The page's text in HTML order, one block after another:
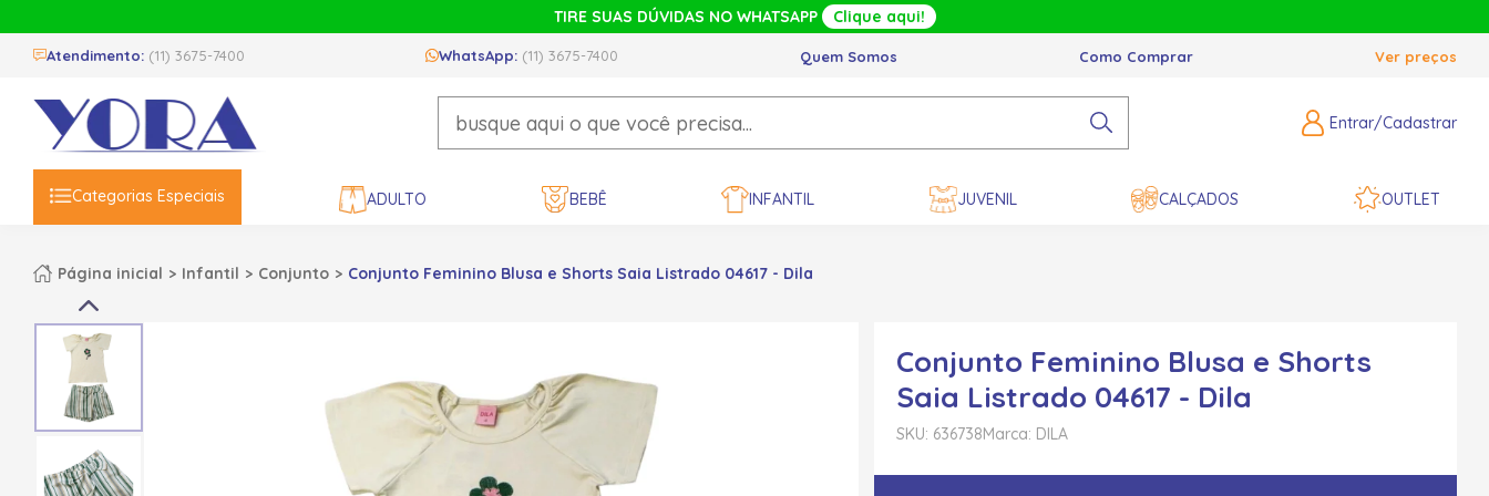
TIRE SUAS DÚVIDAS NO WHATSAPP Clique aqui!
Atendimento: (11) 3675-7400 WhatsApp: (11) 3675-7400 Quem Somos Como Comprar Ver preços
Entrar/Cadastrar
Categorias Especiais ADULTO BEBÊ INFANTIL JUVENIL CALÇADOS OUTLET
Página inicial Infantil Conjunto Conjunto Feminino Blusa e Shorts Saia Listrado 04617 - Dila
Conjunto Feminino Blusa e Shorts
Saia Listrado 04617 - Dila
SKU: 636738Marca: DILA